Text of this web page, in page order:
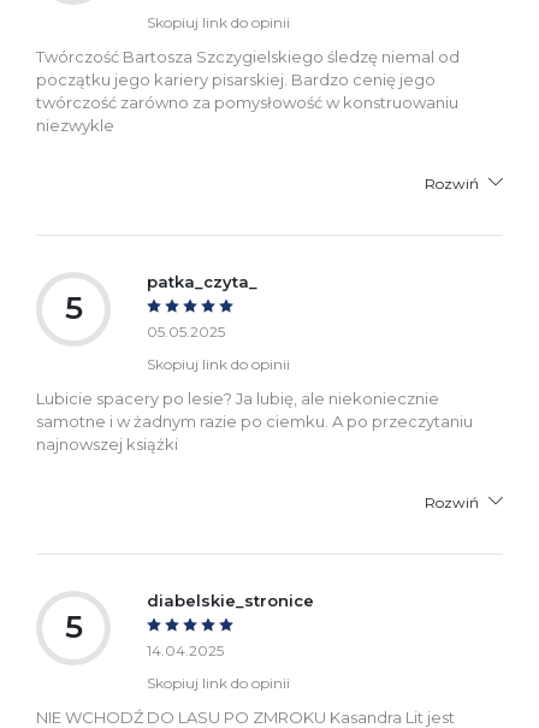
Skopiuj link do opinii
Twórczość Bartosza Szczygielskiego śledzę niemal od
początku jego kariery pisarskiej. Bardzo cenię jego
twórczość zarówno za pomysłowość w konstruowaniu
niezwykle
Rozwiń
5
patka_czyta_
05.05.2025
Skopiuj link do opinii
Lubicie spacery po lesie? Ja lubię, ale niekoniecznie
samotne i w żadnym razie po ciemku. A po przeczytaniu
najnowszej książki
Rozwiń
5
diabelskie_stronice
14.04.2025
Skopiuj link do opinii
NIE WCHODŹ DO LASU PO ZMROKU Kasandra Lit jest